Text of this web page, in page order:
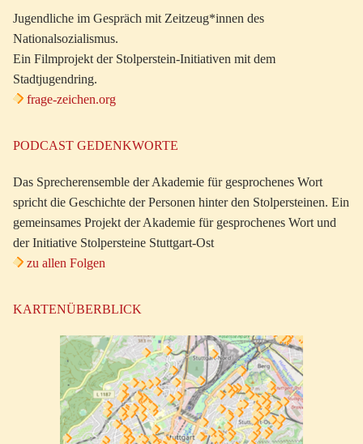
Jugendliche im Gespräch mit Zeitzeug*innen des
Nationalsozialismus.
Ein Filmprojekt der Stolperstein-Initiativen mit dem
Stadtjugendring.
frage-zeichen.org
PODCAST GEDENKWORTE
Das Sprecherensemble der Akademie für gesprochenes Wort
spricht die Geschichte der Personen hinter den Stolpersteinen. Ein
gemeinsames Projekt der Akademie für gesprochenes Wort und
der Initiative Stolpersteine Stuttgart-Ost
zu allen Folgen
KARTENÜBERBLICK